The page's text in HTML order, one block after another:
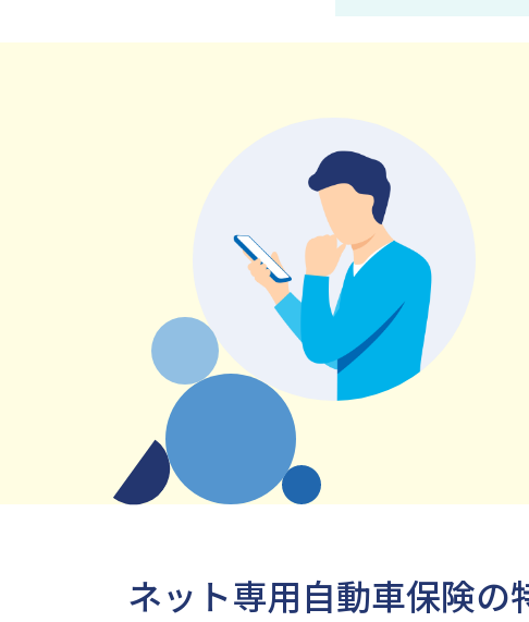
ネット専用自動車保険の